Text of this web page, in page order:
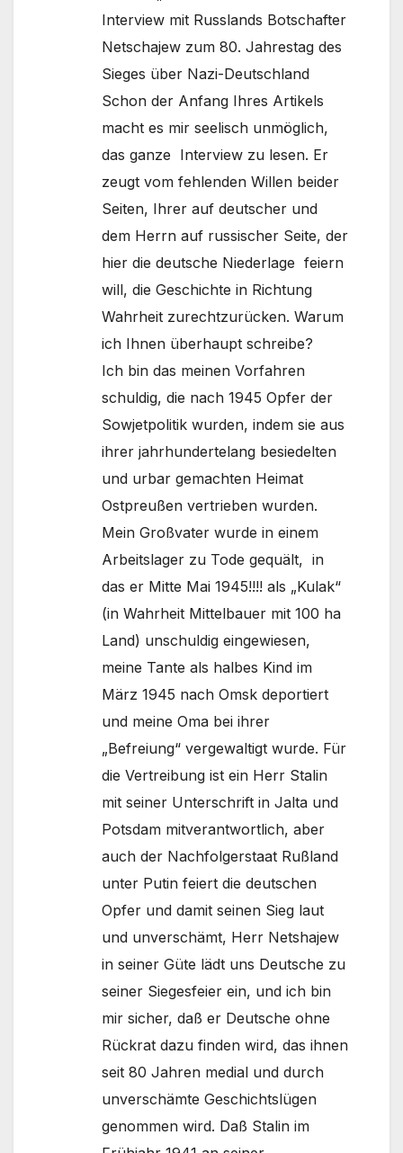
Interview mit Russlands Botschafter
Netschajew zum 80. Jahrestag des
Sieges über Nazi-Deutschland
Schon der Anfang Ihres Artikels
macht es mir seelisch unmöglich,
das ganze Interview zu lesen. Er
zeugt vom fehlenden Willen beider
Seiten, Ihrer auf deutscher und
dem Herrn auf russischer Seite, der
hier die deutsche Niederlage feiern
will, die Geschichte in Richtung
Wahrheit zurechtzurücken. Warum
ich Ihnen überhaupt schreibe?
Ich bin das meinen Vorfahren
schuldig, die nach 1945 Opfer der
Sowjetpolitik wurden, indem sie aus
ihrer jahrhundertelang besiedelten
und urbar gemachten Heimat
Ostpreußen vertrieben wurden.
Mein Großvater wurde in einem
Arbeitslager zu Tode gequält, in
das er Mitte Mai 1945!!!! als „Kulak“
(in Wahrheit Mittelbauer mit 100 ha
Land) unschuldig eingewiesen,
meine Tante als halbes Kind im
März 1945 nach Omsk deportiert
und meine Oma bei ihrer
„Befreiung“ vergewaltigt wurde. Für
die Vertreibung ist ein Herr Stalin
mit seiner Unterschrift in Jalta und
Potsdam mitverantwortlich, aber
auch der Nachfolgerstaat Rußland
unter Putin feiert die deutschen
Opfer und damit seinen Sieg laut
und unverschämt, Herr Netshajew
in seiner Güte lädt uns Deutsche zu
seiner Siegesfeier ein, und ich bin
mir sicher, daß er Deutsche ohne
Rückrat dazu finden wird, das ihnen
seit 80 Jahren medial und durch
unverschämte Geschichtslügen
genommen wird. Daß Stalin im